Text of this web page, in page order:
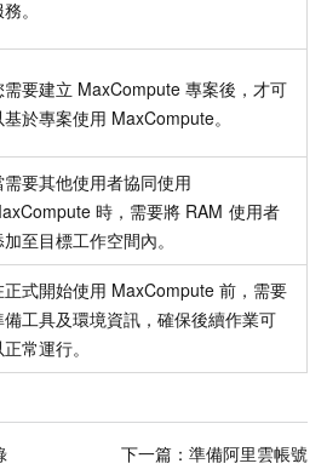
務。
需要建立 MaxCompute 專案後，才可
基於專案使用 MaxCompute。
需要其他使用者協同使用
時，需要將 RAM 使用者
至目標工作空間內。
正式開始使用 MaxCompute 前，需要
備工具及環境資訊，確保後續作業可
正常運行。
下一篇： 準備阿里雲帳號